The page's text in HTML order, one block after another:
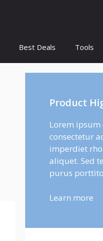
Best Deals Tools
Product
Lorem
consectetur
imperdiet
aliquet. Sed
purus
Learn more